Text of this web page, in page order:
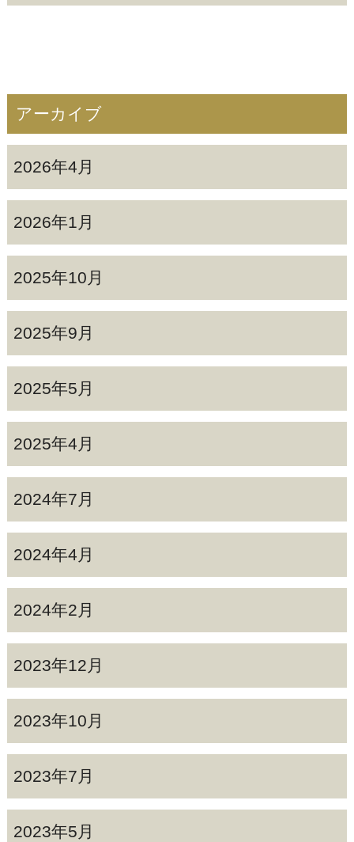
アーカイブ
2026年4月
2026年1月
2025年10月
2025年9月
2025年5月
2025年4月
2024年7月
2024年4月
2024年2月
2023年12月
2023年10月
2023年7月
2023年5月